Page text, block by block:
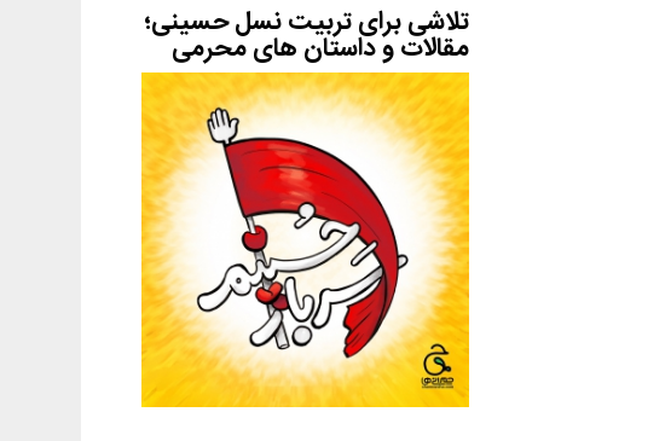
تلاشی برای تربیت نسل حسینی؛
مقالات و داستان های محرمی